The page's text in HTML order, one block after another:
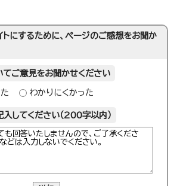
トにするために、ページのご感想をお聞か
てご意見をお聞かせください
わかりにくかった
してください（200字以内）